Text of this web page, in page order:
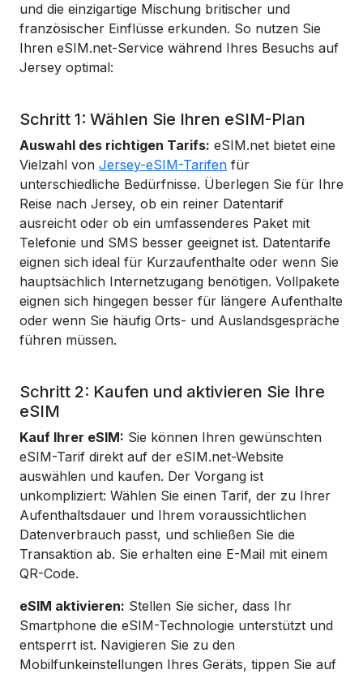
und die einzigartige Mischung britischer und
französischer Einflüsse erkunden. So nutzen Sie
Ihren eSIM.net-Service während Ihres Besuchs auf
Jersey optimal:
Schritt 1: Wählen Sie Ihren eSIM-Plan
Auswahl des richtigen Tarifs: eSIM.net bietet eine
Vielzahl von Jersey-eSIM-Tarifen für
unterschiedliche Bedürfnisse. Überlegen Sie für Ihre
Reise nach Jersey, ob ein reiner Datentarif
ausreicht oder ob ein umfassenderes Paket mit
Telefonie und SMS besser geeignet ist. Datentarife
eignen sich ideal für Kurzaufenthalte oder wenn Sie
hauptsächlich Internetzugang benötigen. Vollpakete
eignen sich hingegen besser für längere Aufenthalte
oder wenn Sie häufig Orts- und Auslandsgespräche
führen müssen.
Schritt 2: Kaufen und aktivieren Sie Ihre
eSIM
Kauf Ihrer eSIM: Sie können Ihren gewünschten
eSIM-Tarif direkt auf der eSIM.net-Website
auswählen und kaufen. Der Vorgang ist
unkompliziert: Wählen Sie einen Tarif, der zu Ihrer
Aufenthaltsdauer und Ihrem voraussichtlichen
Datenverbrauch passt, und schließen Sie die
Transaktion ab. Sie erhalten eine E-Mail mit einem
QR-Code.
eSIM aktivieren: Stellen Sie sicher, dass Ihr
Smartphone die eSIM-Technologie unterstützt und
entsperrt ist. Navigieren Sie zu den
Mobilfunkeinstellungen Ihres Geräts, tippen Sie auf